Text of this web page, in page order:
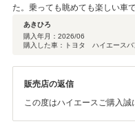
た。乗っても眺めても楽しい車
た車検などでお願いするかもで
あきひろ
購入年月： 2026/06
購入した車：トヨタ ハイエース
販売店の返信
この度はハイエースご購入